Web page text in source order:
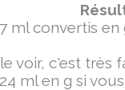
ml convertis en
voir, c'est très
ml en g si